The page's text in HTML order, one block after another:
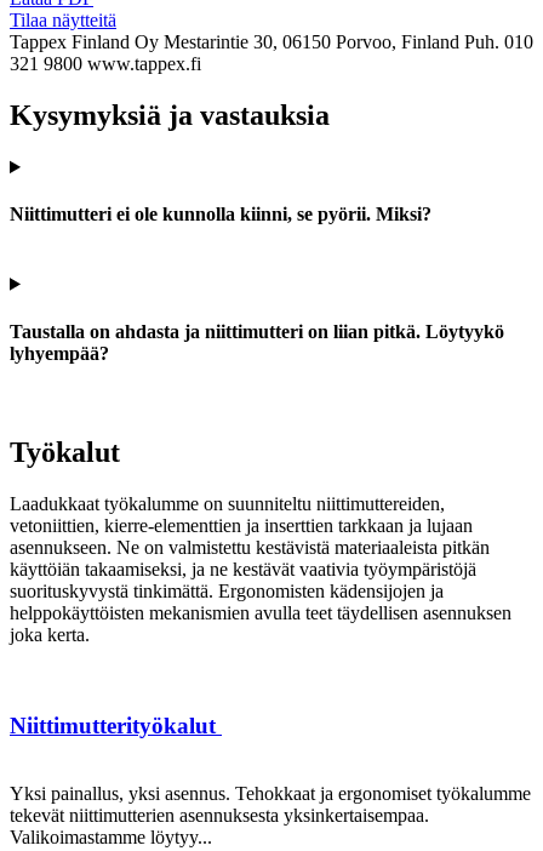
Tilaa näytteitä
Tappex Finland Oy Mestarintie 30, 06150 Porvoo, Finland Puh. 010
321 9800 www.tappex.fi
Kysymyksiä ja vastauksia
Niittimutteri ei ole kunnolla kiinni, se pyörii. Miksi?
Taustalla on ahdasta ja niittimutteri on liian pitkä. Löytyykö
lyhyempää?
Työkalut
Laadukkaat työkalumme on suunniteltu niittimuttereiden,
vetoniittien, kierre-elementtien ja inserttien tarkkaan ja lujaan
asennukseen. Ne on valmistettu kestävistä materiaaleista pitkän
käyttöiän takaamiseksi, ja ne kestävät vaativia työympäristöjä
suorituskyvystä tinkimättä. Ergonomisten kädensijojen ja
helppokäyttöisten mekanismien avulla teet täydellisen asennuksen
joka kerta.
Niittimutterityökalut
Yksi painallus, yksi asennus. Tehokkaat ja ergonomiset työkalumme
tekevät niittimutterien asennuksesta yksinkertaisempaa.
Valikoimastamme löytyy...